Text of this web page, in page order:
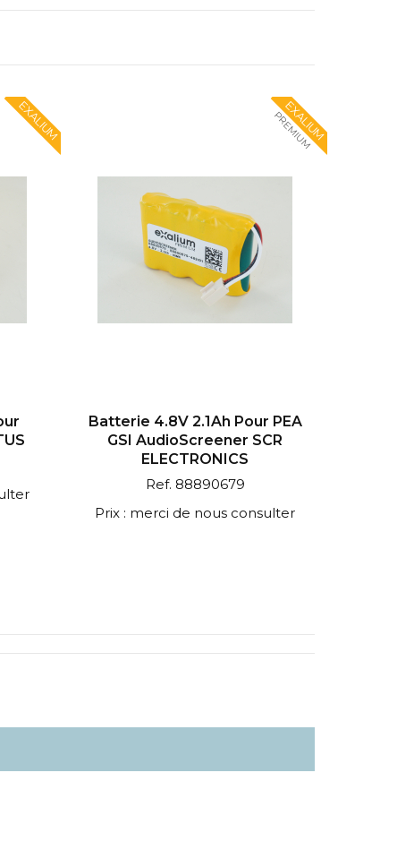
EXALIUM EXALIUM
PREMIUM
Batterie 4.8V 2.1Ah Pour PEA
GSI AudioScreener SCR
ELECTRONICS
Ref. 88890679
Prix : merci de nous consulter